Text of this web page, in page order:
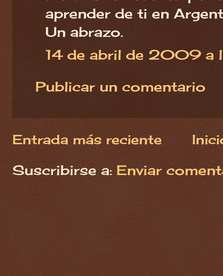
aprender de ti en
Un abrazo.
14 de abril de 2009 a
Publicar un comentario
Entrada más reciente
Suscribirse a: Enviar